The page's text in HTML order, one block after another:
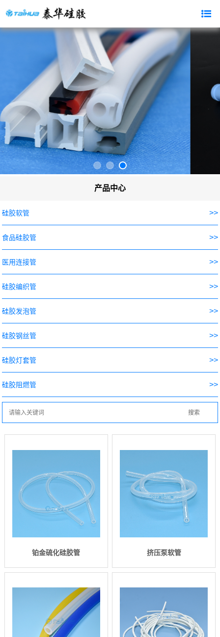
产品中心
硅胶软管 >>
食品硅胶管 >>
医用连接管 >>
硅胶编织管 >>
硅胶发泡管 >>
硅胶钢丝管 >>
硅胶灯套管 >>
硅胶阻燃管 >>
铂金硫化硅胶管 挤压泵软管